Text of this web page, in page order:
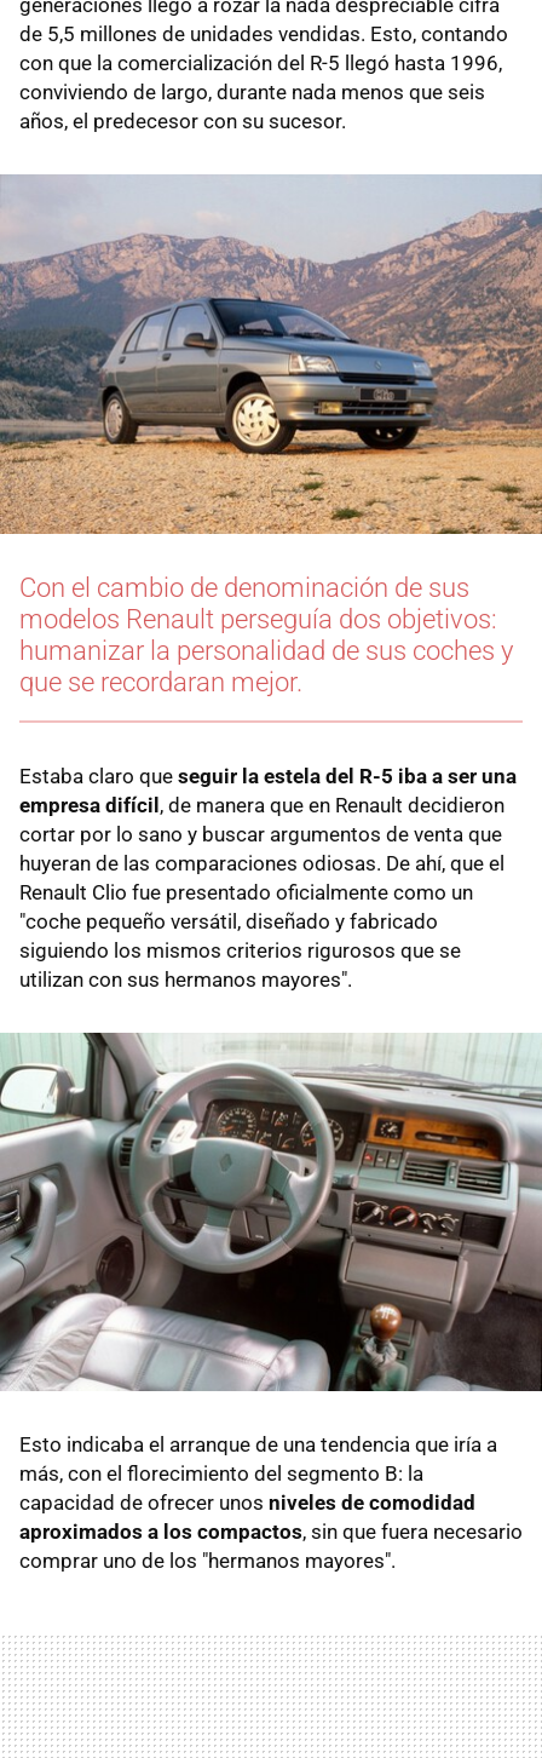
de 5,5 millones de unidades vendidas. Esto, contando
con que la comercialización del R-5 llegó hasta 1996,
conviviendo de largo, durante nada menos que seis
años, el predecesor con su sucesor.
Con el cambio de denominación de sus
modelos Renault perseguía dos objetivos:
humanizar la personalidad de sus coches y
que se recordaran mejor.
Estaba claro que seguir la estela del R-5 iba a ser una
empresa difícil, de manera que en Renault decidieron
cortar por lo sano y buscar argumentos de venta que
huyeran de las comparaciones odiosas. De ahí, que el
Renault Clio fue presentado oficialmente como un
"coche pequeño versátil, diseñado y fabricado
siguiendo los mismos criterios rigurosos que se
utilizan con sus hermanos mayores".
Esto indicaba el arranque de una tendencia que iría a
más, con el florecimiento del segmento B: la
capacidad de ofrecer unos niveles de comodidad
aproximados a los compactos, sin que fuera necesario
comprar uno de los "hermanos mayores".